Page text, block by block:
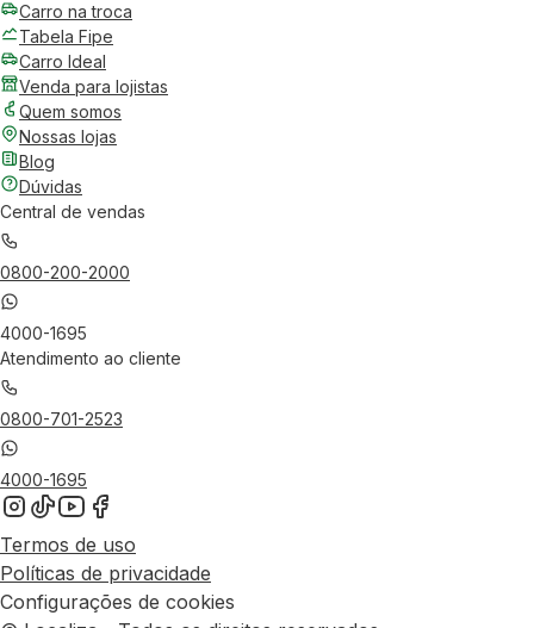
Carro na troca
Tabela Fipe
Carro Ideal
Venda para lojistas
Quem somos
Nossas lojas
Blog
Dúvidas
Central de vendas
0800-200-2000
4000-1695
Atendimento ao cliente
0800-701-2523
4000-1695
Termos de uso
Políticas de privacidade
Configurações de cookies